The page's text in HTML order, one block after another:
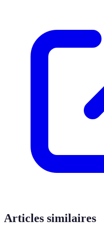
Articles similaires